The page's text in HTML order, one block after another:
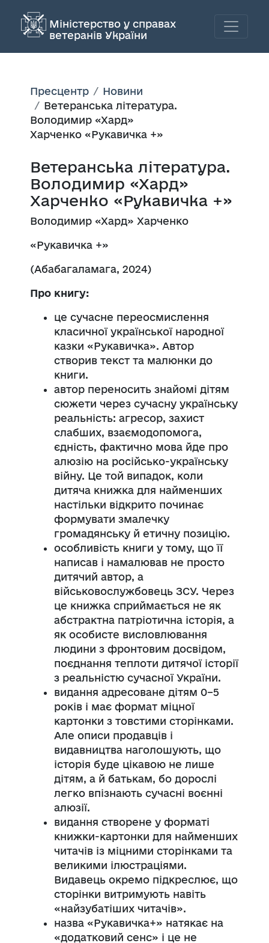
Міністерство у справах
ветеранів України
Пресцентр
Новини
Ветеранська література.
Володимир «Хард»
Харченко «Рукавичка +»
Ветеранська література.
Володимир «Хард»
Харченко «Рукавичка +»
Володимир «Хард» Харченко
«Рукавичка +»
(Абабагаламага, 2024)
Про книгу:
це сучасне переосмислення
класичної української народної
казки «Рукавичка». Автор
створив текст та малюнки до
книги.
автор переносить знайомі дітям
сюжети через сучасну українську
реальність: агресор, захист
слабших, взаємодопомога,
єдність, фактично мова йде про
алюзію на російсько-українську
війну. Це той випадок, коли
дитяча книжка для найменших
настільки відкрито починає
формувати змалечку
громадянську й етичну позицію.
особливість книги у тому, що її
написав і намалював не просто
дитячий автор, а
військовослужбовець ЗСУ. Через
це книжка сприймається не як
абстрактна патріотична історія, а
як особисте висловлювання
людини з фронтовим досвідом,
поєднання теплоти дитячої історії
з реальністю сучасної України.
видання адресоване дітям 0–5
років і має формат міцної
картонки з товстими сторінками.
Але описи продавців і
видавництва наголошують, що
історія буде цікавою не лише
дітям, а й батькам, бо дорослі
легко впізнають сучасні воєнні
алюзії.
видання створене у форматі
книжки-картонки для найменших
читачів із міцними сторінками та
великими ілюстраціями.
Видавець окремо підкреслює, що
сторінки витримують навіть
«найзубатіших читачів».
назва «Рукавичка+» натякає на
«додатковий сенс» і це не